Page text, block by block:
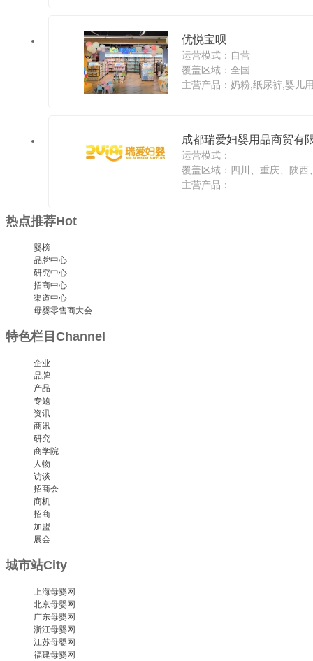
优悦宝呗
运营模式：自营
覆盖区域：全国
主营产品：奶粉,纸尿裤,婴儿
成都瑞爱妇婴用品商贸有
运营模式：
覆盖区域：四川、重庆、陕西
主营产品：
热点推荐Hot
婴榜
品牌中心
研究中心
招商中心
渠道中心
母婴零售商大会
特色栏目 Channel
企业
品牌
产品
专题
资讯
商讯
研究
商学院
人物
访谈
招商会
商机
招商
加盟
展会
城市站City
上海母婴网
北京母婴网
广东母婴网
浙江母婴网
江苏母婴网
福建母婴网